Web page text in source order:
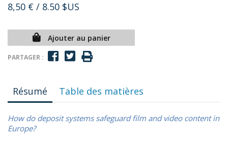
8,50 € / 8.50 $US
Ajouter au panier
PARTAGER :
Résumé Table des matières
How do deposit systems safeguard film and video content in
Europe?